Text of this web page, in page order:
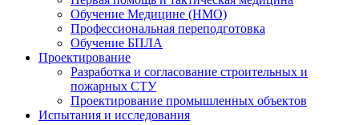
Обучение Медицине (НМО)
Профессиональная переподготовка
Обучение БПЛА
Проектирование
Разработка и согласование строительных и
пожарных СТУ
Проектирование промышленных объектов
Испытания и исследования